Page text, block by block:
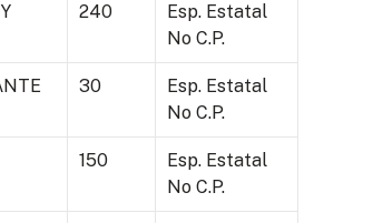
240
Esp. Estatal
No C.P.
30
Esp. Estatal
No C.P.
150
Esp. Estatal
No C.P.